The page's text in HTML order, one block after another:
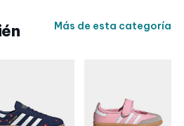
Más de esta categoría